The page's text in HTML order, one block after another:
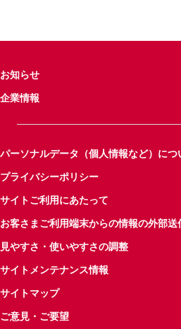
お知らせ
企業情報
パーソナルデータ（個人情報など）につ
プライバシーポリシー
サイトご利用にあたって
お客さまご利用端末からの情報の外部送
見やすさ・使いやすさの調整
サイトメンテナンス情報
サイトマップ
ご意見・ご要望